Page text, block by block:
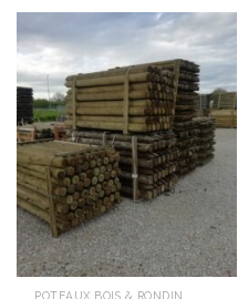
1990,85€
POTEAUX BOIS & RONDIN